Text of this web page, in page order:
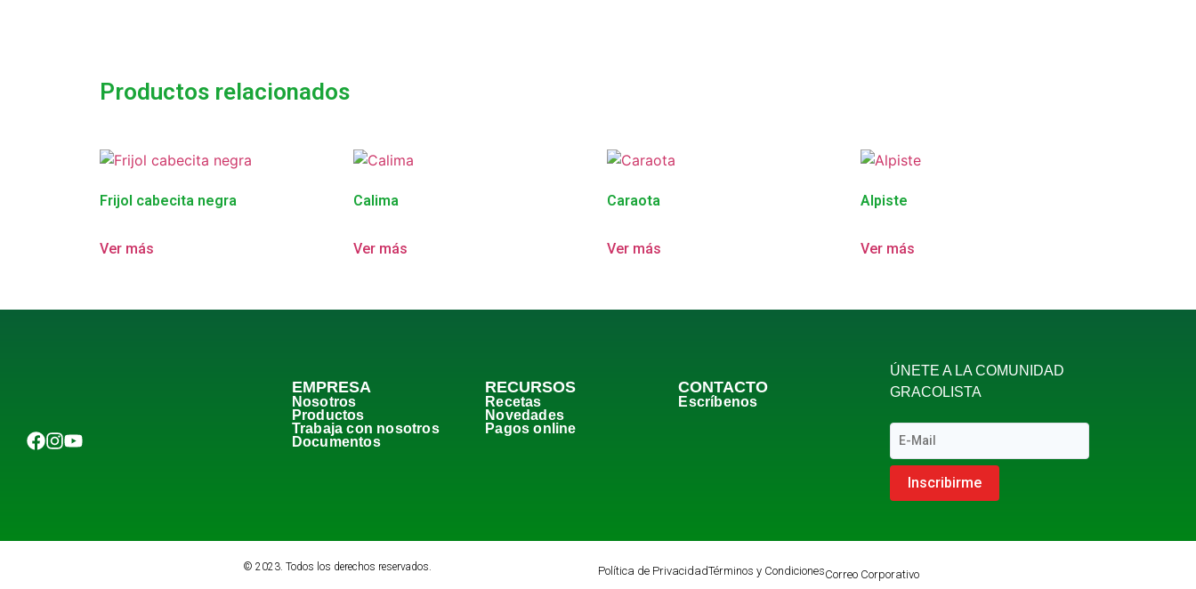
Productos relacionados
Frijol cabecita negra
Ver más
Calima
Ver más
Caraota
Ver más
Alpiste
Ver más
EMPRESA
Nosotros
Productos
Trabaja con nosotros
Documentos
RECURSOS
Recetas
Novedades
Pagos online
CONTACTO
Escríbenos
ÚNETE A LA COMUNIDAD
GRACOLISTA
Inscribirme
© 2023. Todos los derechos reservados. Política de PrivacidadTérminos y CondicionesCorreo Corporativo